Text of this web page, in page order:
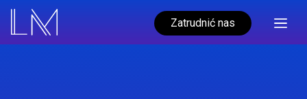
Zatrudnić nas